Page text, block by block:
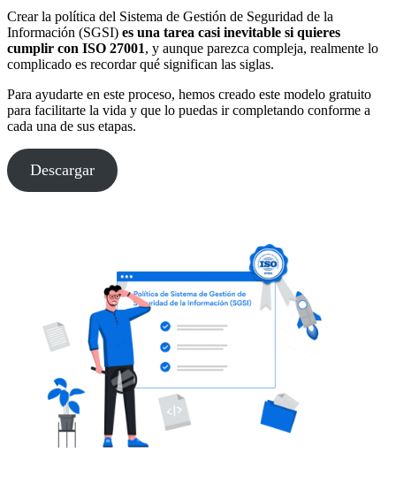
Crear la política del Sistema de Gestión de Seguridad de la
Información (SGSI) es una tarea casi inevitable si quieres
cumplir con ISO 27001, y aunque parezca compleja, realmente lo
complicado es recordar qué significan las siglas.
Para ayudarte en este proceso, hemos creado este modelo gratuito
para facilitarte la vida y que lo puedas ir completando conforme a
cada una de sus etapas.
Descargar